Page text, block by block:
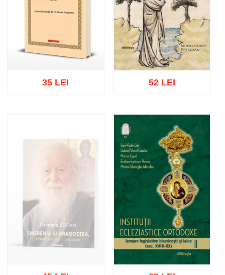
35 LEI
Adaugă în coș Wishlist
52 LEI